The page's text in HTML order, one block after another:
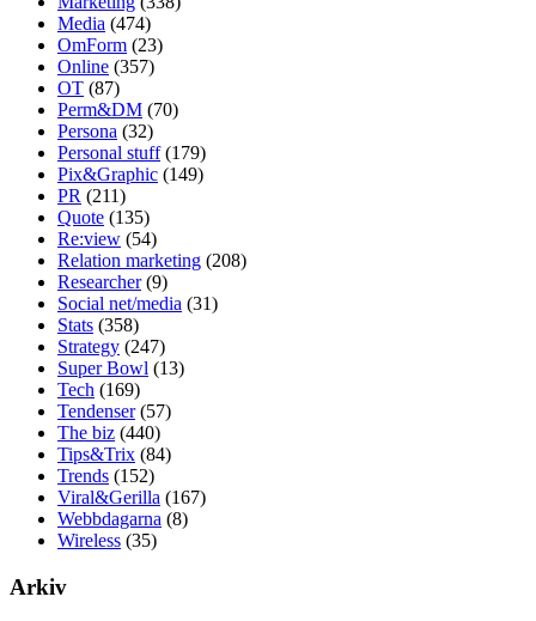
Media (474)
OmForm (23)
Online (357)
OT (87)
Perm&DM (70)
Persona (32)
Personal stuff(179)
Pix&Graphic (149)
PR (211)
Quote (135)
Re:view (54)
Relation marketing (208)
Researcher(9)
Social net/media (31)
Stats (358)
Strategy (247)
Super Bowl (13)
Tech (169)
Tendenser(57)
The biz (440)
Tips&Trix (84)
Trends (152)
Viral&Gerilla (167)
Webbdagarna (8)
Wireless (35)
Arkiv